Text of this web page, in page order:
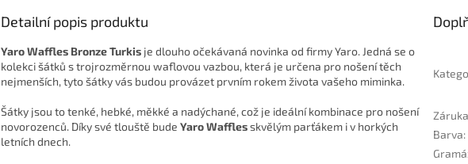
Detailní popis produktu
Yaro Waffles Bronze Turkis je dlouho očekávaná novinka od firmy Yaro. Jedná se o
kolekci šátků s trojrozměrnou waflovou vazbou, která je určena pro nošení těch
nejmenších, tyto šátky vás budou provázet prvním rokem života vašeho miminka.
Šátky jsou to tenké, hebké, měkké a nadýchané, což je ideální kombinace pro nošení
novorozenců. Díky své tlouště bude Yaro Wafflesskvělým parťákem i v horkých
letních dnech.
Záruka
Barva: